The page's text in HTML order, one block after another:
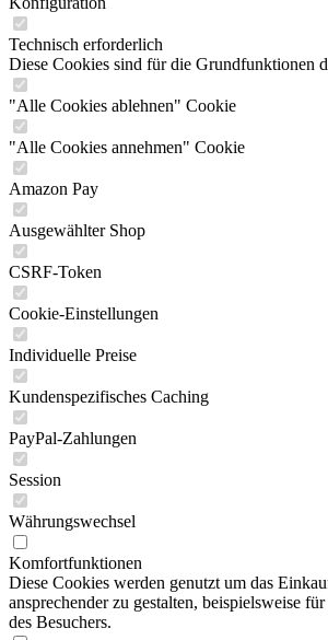
Technisch erforderlich
Diese Cookies sind für die Grundfunktionen
"Alle Cookies ablehnen" Cookie
"Alle Cookies annehmen" Cookie
Amazon Pay
Ausgewählter Shop
CSRF-Token
Cookie-Einstellungen
Individuelle Preise
Kundenspezifisches Caching
PayPal-Zahlungen
Session
Währungswechsel
Komfortfunktionen
Diese Cookies werden genutzt um das
ansprechender zu gestalten, beispielsweise
des Besuchers.